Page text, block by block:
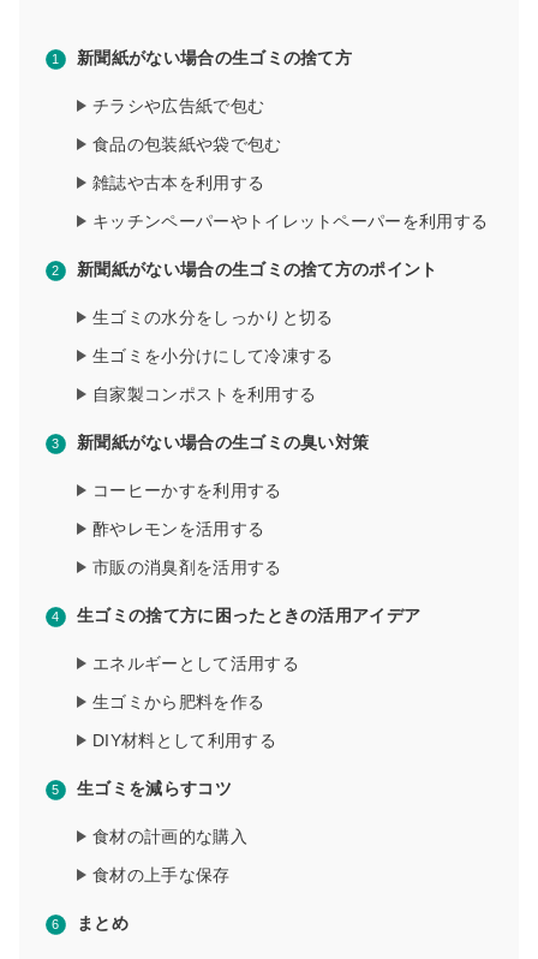
新聞紙がない場合の生ゴミの捨て方
チラシや広告紙で包む
食品の包装紙や袋で包む
雑誌や古本を利用する
キッチンペーパーやトイレットペーパーを利用する
新聞紙がない場合の生ゴミの捨て方のポイント
生ゴミの水分をしっかりと切る
生ゴミを小分けにして冷凍する
自家製コンポストを利用する
新聞紙がない場合の生ゴミの臭い対策
コーヒーかすを利用する
酢やレモンを活用する
市販の消臭剤を活用する
生ゴミの捨て方に困ったときの活用アイデア
エネルギーとして活用する
生ゴミから肥料を作る
DIY材料として利用する
生ゴミを減らすコツ
食材の計画的な購入
食材の上手な保存
まとめ